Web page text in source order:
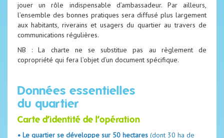
jouer un rôle indispensable d’ambassadeur. Par ailleurs,
l’ensemble des bonnes pratiques sera diffusé plus largement
aux habitants, riverains et usagers du quartier au travers de
communications régulières.
NB : La charte ne se substitue pas au règlement de
copropriété qui fera l’objet d’un document spécifique.
Données essentielles
du quartier
Carte d’identité de l’opération
• Le quartier se développe sur 50 hectares (dont 30 ha de